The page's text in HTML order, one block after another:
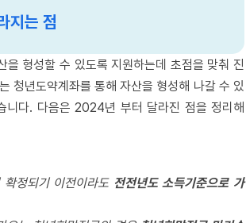
지는 점
을 형성할 수 있도록 지원하는데 초점을 맞춰 진
청년도약계좌를 통해 자산을 형성해 나갈 수 있
니다. 다음은 2024년 부터 달라진 점을 정리해
정되기 이전이라도 전전년도 소득기준으로 가